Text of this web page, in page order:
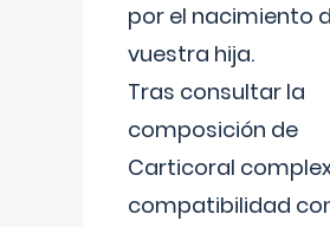
por el nacimiento
vuestra hija.
Tras consultar la
composición de
Carticoral
compatibilidad